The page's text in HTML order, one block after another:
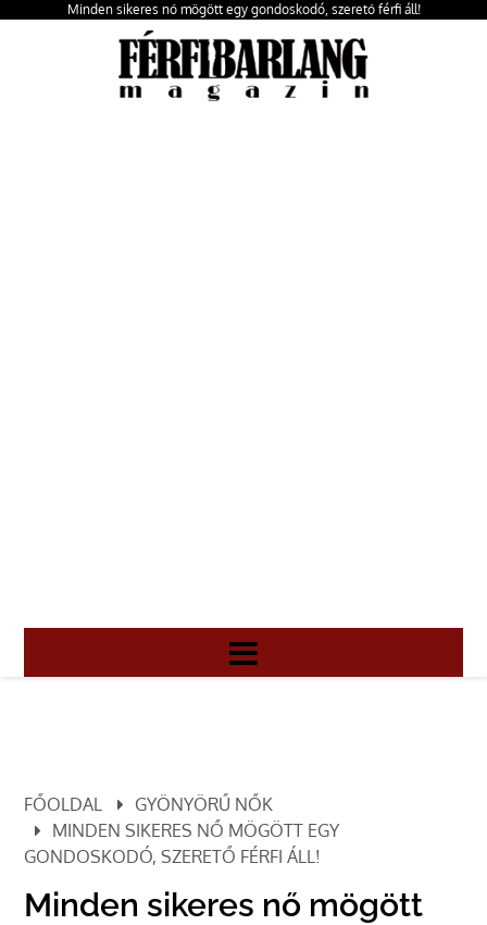
Minden sikeres nő mögött egy gondoskodó, szerető férfi áll!
FŐOLDAL
GYÖNYÖRŰ NŐK
MINDEN SIKERES NŐ MÖGÖTT EGY
GONDOSKODÓ, SZERETŐ FÉRFI ÁLL!
Minden sikeres nő mögött